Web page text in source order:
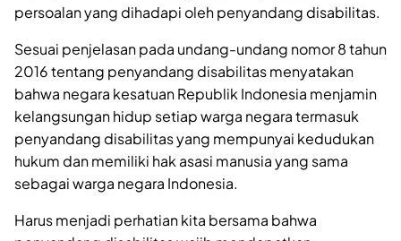
persoalan yang dihadapi oleh penyandang disabilitas.
Sesuai penjelasan pada undang-undang nomor 8 tahun
2016 tentang penyandang disabilitas menyatakan
bahwa negara kesatuan Republik Indonesia menjamin
kelangsungan hidup setiap warga negara termasuk
penyandang disabilitas yang mempunyai kedudukan
hukum dan memiliki hak asasi manusia yang sama
sebagai warga negara Indonesia.
Harus menjadi perhatian kita bersama bahwa